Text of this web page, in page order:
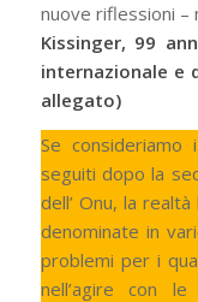
nuove riflessioni –
Kissinger, 99
internazionale e
allegato)
Se
seguiti dopo la
dell’ Onu, la
denominate in
problemi per i
nell’agire con